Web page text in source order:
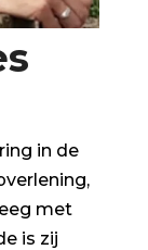
in de
met
is zij